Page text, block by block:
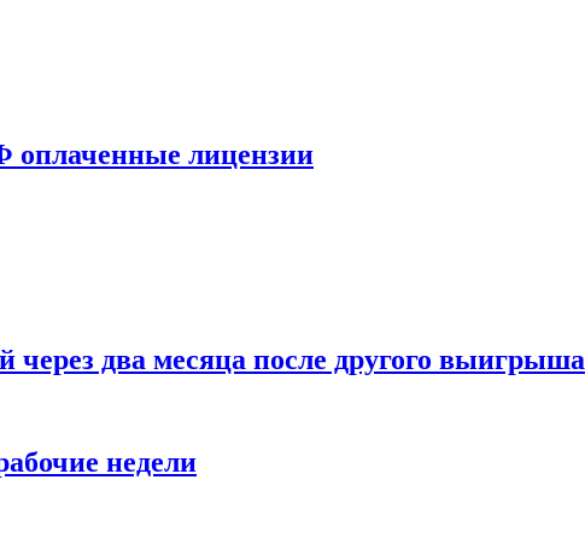
оплаченные лицензии
через два месяца после другого выигрыша
недели